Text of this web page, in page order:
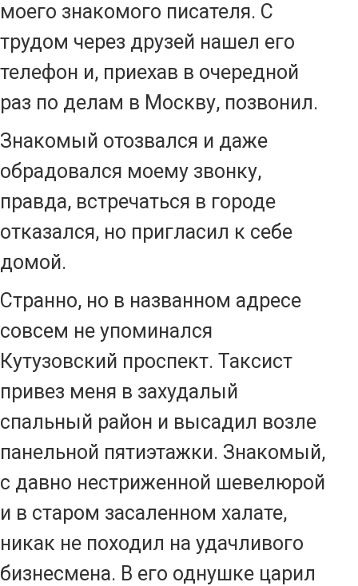
моего знакомого писателя. С
трудом через друзей нашел его
телефон и, приехав в очередной
раз по делам в Москву, позвонил.
Знакомый отозвался и даже
обрадовался моему звонку,
правда, встречаться в городе
отказался, но пригласил к себе
домой.
Странно, но в названном адресе
совсем не упоминался
Кутузовский проспект. Таксист
привез меня в захудалый
спальный район и высадил возле
панельной пятиэтажки. Знакомый,
с давно нестриженной шевелюрой
и в старом засаленном халате,
никак не походил на удачливого
бизнесмена. В его однушке царил